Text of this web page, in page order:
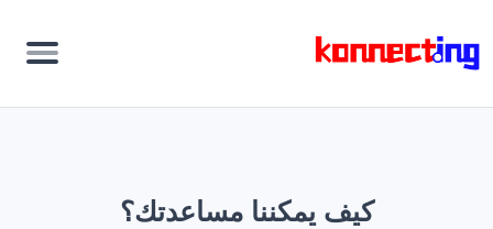
كيف يمكننا مساعدتك؟